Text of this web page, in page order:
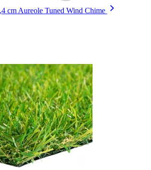
cm Aureole Tuned Wind Chime